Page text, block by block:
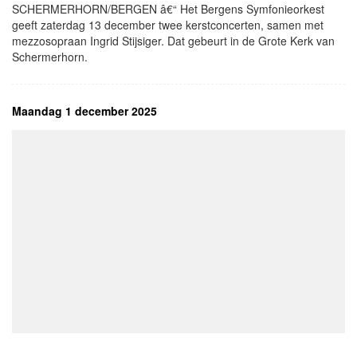
SCHERMERHORN/BERGEN â€“ Het Bergens Symfonieorkest
geeft zaterdag 13 december twee kerstconcerten, samen met
mezzosopraan Ingrid Stijsiger. Dat gebeurt in de Grote Kerk van
Schermerhorn.
Maandag 1 december 2025